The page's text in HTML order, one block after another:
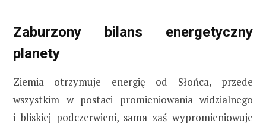
Zaburzony bilans energetyczny
planety
Ziemia otrzymuje energię od Słońca, przede
wszystkim w postaci promieniowania widzialnego
i bliskiej podczerwieni, sama zaś wypromieniowuje